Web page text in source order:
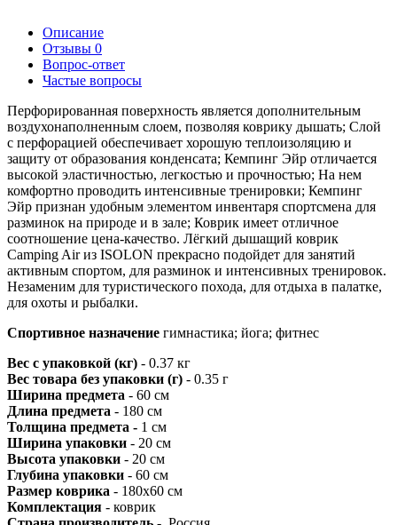
Описание
Отзывы 0
Вопрос-ответ
Частые вопросы
Перфорированная поверхность является дополнительным
воздухонаполненным слоем, позволяя коврику дышать; Слой
с перфорацией обеспечивает хорошую теплоизоляцию и
защиту от образования конденсата; Кемпинг Эйр отличается
высокой эластичностью, легкостью и прочностью; На нем
комфортно проводить интенсивные тренировки; Кемпинг
Эйр признан удобным элементом инвентаря спортсмена для
разминок на природе и в зале; Коврик имеет отличное
соотношение цена-качество. Лёгкий дышащий коврик
Camping Air из ISOLON прекрасно подойдет для занятий
активным спортом, для разминок и интенсивных тренировок.
Незаменим для туристического похода, для отдыха в палатке,
для охоты и рыбалки.
Спортивное назначение гимнастика; йога; фитнес
Вес с упаковкой (кг) - 0.37 кг
Вес товара без упаковки (г) - 0.35 г
Ширина предмета - 60 см
Длина предмета - 180 см
Толщина предмета - 1 см
Ширина упаковки - 20 см
Высота упаковки - 20 см
Глубина упаковки - 60 см
Размер коврика - 180х60 см
Комплектация - коврик